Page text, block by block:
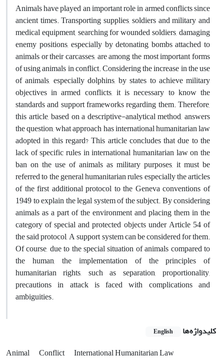
Animals have played an important role in armed conflicts since
ancient times. Transporting supplies, soldiers and military and
medical equipment, searching for wounded soldiers, damaging
enemy positions, especially by detonating bombs attached to
animals or their carcasses, are among the most important forms
of using animals in conflict. Considering the increase in the use
of animals, especially dolphins, by states to achieve military
objectives in armed conflicts, it is necessary to know the
standards and support frameworks regarding them. Therefore,
this article, based on a descriptive-analytical method, answers
the question, what approach has international humanitarian law
adopted in this regard? This article concludes that due to the
lack of specific rules in international humanitarian law on the
ban on the use of animals as military purposes, it must be
referred to the general humanitarian rules especially the articles
of the first additional protocol to the Geneva conventions of
1949 to explain the legal system of the subject. By considering
animals as a part of the environment and placing them in the
category of special and protected objects under Article 54 of
the said protocol, A support system can be considered for them.
Of course, due to the special situation of animals compared to
the human, the implementation of the principles of
humanitarian rights, such as separation, proportionality,
precautions in attack is faced with complications and
ambiguities.
کلیدواژه‌ها English
Animal Conflict International Humanitarian Law